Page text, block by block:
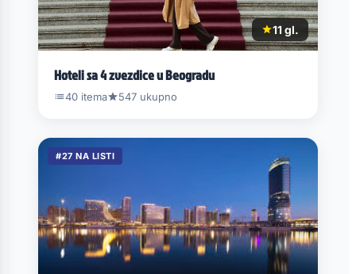
11 gl.
Hoteli sa 4 zvezdice u Beogradu
40 itema 547 ukupno
#27 NA LISTI